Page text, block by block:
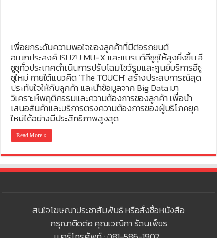
เพื่อยกระดับความพอใจของลูกค้าที่มีต่อรถยนต์
อเนกประสงค์ ISUZU MU-X และแบรนด์อีซูซุให้สูงยิ่งขึ้น อี
ซูซุทั่วประเทศดำเนินการปรับโฉมโชว์รูมและศูนย์บริการอีซู
ซุใหม่ ภายใต้แนวคิด ‘The TOUCH’ สร้างประสบการณ์สุด
ประทับใจให้กับลูกค้า และนำข้อมูลจาก Big Data มา
วิเคราะห์พฤติกรรมและความต้องการของลูกค้า เพื่อนำ
เสนอสินค้าและบริการตรงความต้องการของผู้บริโภคยุค
ใหม่ได้อย่างมีประสิทธิภาพสูงสุด
Read More »
สนใจโฆษณาประชาสัมพันธ์ หรือสั่งซื้อหนังสือ
กรุณาติดต่อ คุณเวณิกา รัตนเพ็ชร